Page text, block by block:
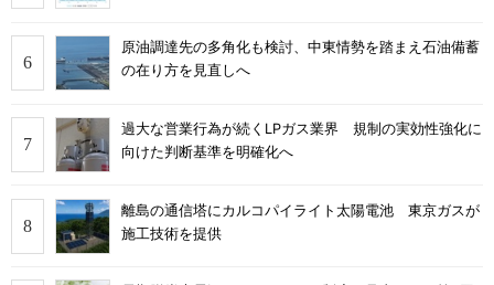
原油調達先の多角化も検討、中東情勢を踏まえ石油備蓄
の在り方を見直しへ
過大な営業行為が続くLPガス業界 規制の実効性強化に
向けた判断基準を明確化へ
離島の通信塔にカルコパイライト太陽電池 東京ガスが
施工技術を提供